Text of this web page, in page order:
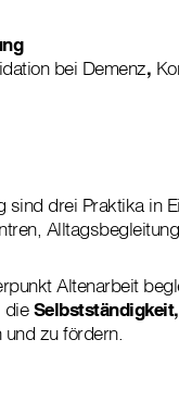
bei Demenz,
sind drei Praktika in
Altenarbeit
die
zu fördern.